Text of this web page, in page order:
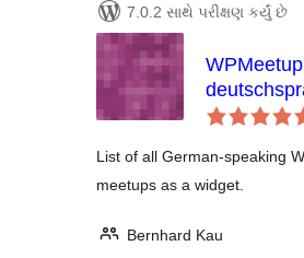
7.0.2 સાથે પરીક્ષણ કર્યું છે
List of all German-speaking
meetups as a widget.
Bernhard Kau